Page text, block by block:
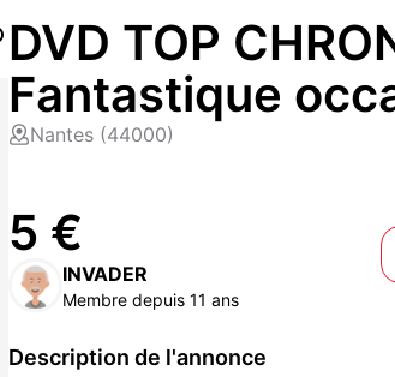
DVD TOP
Fantastique
Nantes (44000)
5 €
INVADER
Membre depuis 11 ans
Description de l'annonce